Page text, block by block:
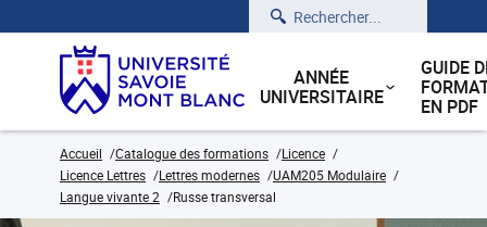
Rechercher
ANNÉE
UNIVERSITAIRE
GUIDE
EN PDF
Accueil Catalogue des formations
Licence
Licence Lettres
Lettres modernes
UAM205 Modulaire
Langue vivante 2
Russe transversal